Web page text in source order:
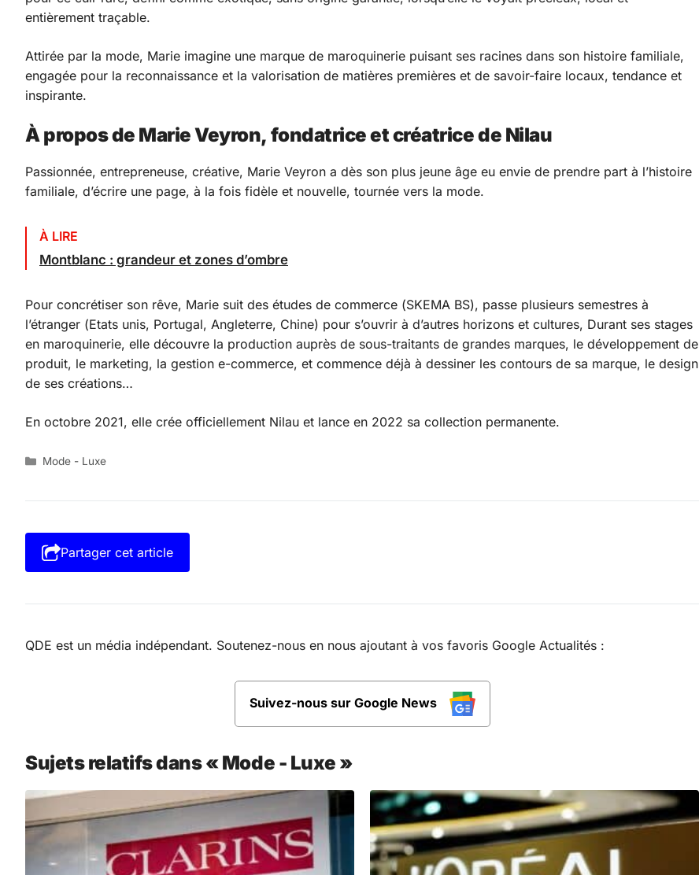
entièrement traçable.
Attirée par la mode, Marie imagine une marque de maroquinerie puisant ses racines dans son histoire familiale,
engagée pour la reconnaissance et la valorisation de matières premières et de savoir-faire locaux, tendance et
inspirante.
À propos de Marie Veyron, fondatrice et créatrice de Nilau
Passionnée, entrepreneuse, créative, Marie Veyron a dès son plus jeune âge eu envie de prendre part à l’histoire
familiale, d’écrire une page, à la fois fidèle et nouvelle, tournée vers la mode.
À LIRE
Montblanc : grandeur et zones d’ombre
Pour concrétiser son rêve, Marie suit des études de commerce (SKEMA BS), passe plusieurs semestres à
l’étranger (Etats unis, Portugal, Angleterre, Chine) pour s’ouvrir à d’autres horizons et cultures, Durant ses stages
en maroquinerie, elle découvre la production auprès de sous-traitants de grandes marques, le développement de
produit, le marketing, la gestion e-commerce, et commence déjà à dessiner les contours de sa marque, le design
de ses créations…
En octobre 2021, elle crée officiellement Nilau et lance en 2022 sa collection permanente.
Catégories
Mode - Luxe
Partager cet article
QDE est un média indépendant. Soutenez-nous en nous ajoutant à vos favoris Google Actualités :
Suivez-nous sur Google News
Sujets relatifs dans « Mode - Luxe »